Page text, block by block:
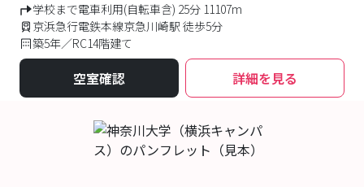
学校まで電車利用(自転車含) 25分 11107m
京浜急行電鉄本線京急川崎駅 徒歩5分
築5年／RC14階建て
空室確認 詳細を見る